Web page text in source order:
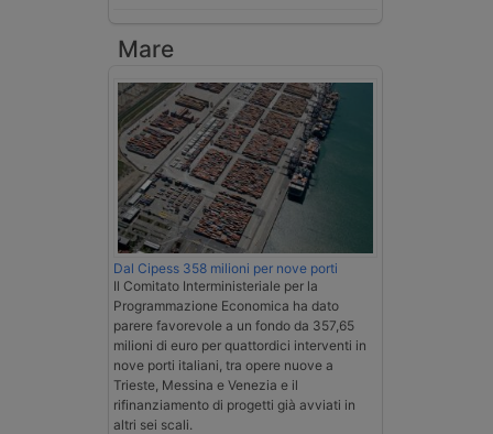
Mare
Dal Cipess 358 milioni per nove porti
Il Comitato Interministeriale per la
Programmazione Economica ha dato
parere favorevole a un fondo da 357,65
milioni di euro per quattordici interventi in
nove porti italiani, tra opere nuove a
Trieste, Messina e Venezia e il
rifinanziamento di progetti già avviati in
altri sei scali.